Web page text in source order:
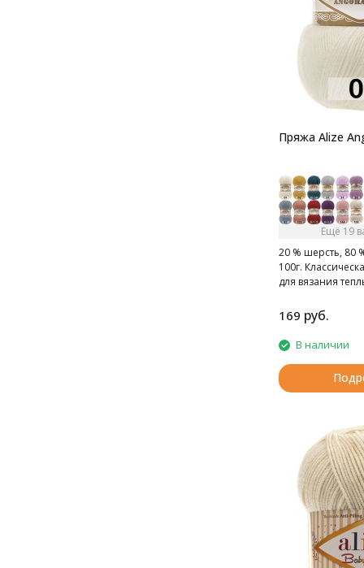
Пряжа Alize
Ещё 19
20 % шерсть, 80
100г.
для вязания
169 руб.
В наличии